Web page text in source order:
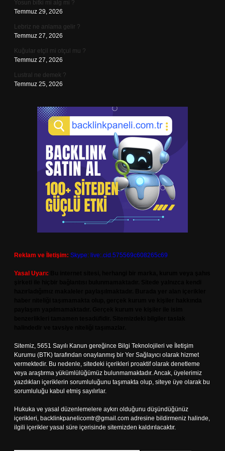
Yosun bitki mi alg mi ?
Temmuz 29, 2026
Lebriz ne anlama gelir ?
Temmuz 27, 2026
Kuğular etçil mi otçul mu ?
Temmuz 27, 2026
Lustral ne demek ?
Temmuz 25, 2026
Reklam ve İletişim: Skype: live:.cid.575569c608265c69
Yasal Uyarı:
Sitemiz, 5651 Sayılı Kanun gereğince Bilgi Teknolojileri ve İletişim
Kurumu (BTK) tarafından onaylanmış bir Yer Sağlayıcı olarak hizmet
vermektedir. Bu nedenle, sitedeki içerikleri proaktif olarak denetleme
veya araştırma yükümlülüğümüz bulunmamaktadır. Ancak, üyelerimiz
yazdıkları içeriklerin sorumluluğunu taşımakta olup, siteye üye olarak bu
sorumluluğu kabul etmiş sayılırlar.
Hukuka ve yasal düzenlemelere aykırı olduğunu düşündüğünüz
içerikleri, backlinkpanelicomtr@gmail.com adresine bildirmeniz halinde,
ilgili içerikler yasal süre içerisinde sitemizden kaldırılacaktır.